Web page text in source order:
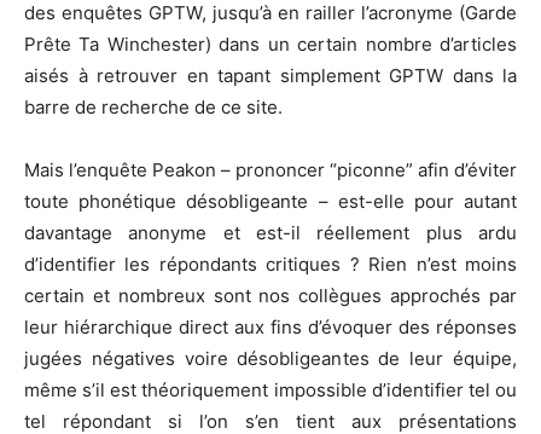
des enquêtes GPTW, jusqu’à en railler l’acronyme (Garde
Prête Ta Winchester) dans un certain nombre d’articles
aisés à retrouver en tapant simplement GPTW dans la
barre de recherche de ce site.
Mais l’enquête Peakon – prononcer “piconne” afin d’éviter
toute phonétique désobligeante – est-elle pour autant
davantage anonyme et est-il réellement plus ardu
d’identifier les répondants critiques ? Rien n’est moins
certain et nombreux sont nos collègues approchés par
leur hiérarchique direct aux fins d’évoquer des réponses
jugées négatives voire désobligeantes de leur équipe,
même s’il est théoriquement impossible d’identifier tel ou
tel répondant si l’on s’en tient aux présentations